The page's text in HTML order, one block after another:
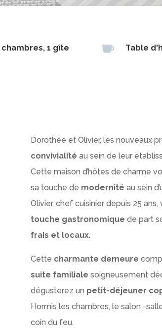
chambres, 1 gîte  Table
Dorothée et Olivier, les nouveaux
convivialité au sein de leur
Cette maison d’hôtes de charme
sa touche de modernité au sein
Olivier, chef cuisinier depuis 25
touche gastronomique de part
frais et locaux.
Cette charmante demeure
suite familiale soigneusement
dégusterez un petit-déjeuner
Hormis les chambres, le salon -
coin du feu.